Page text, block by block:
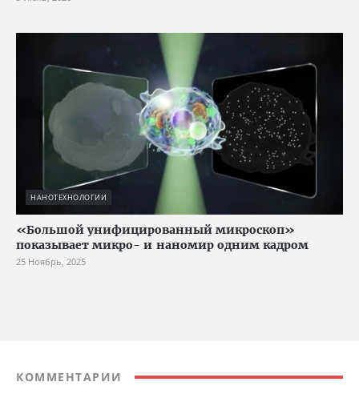
НАНОТЕХНОЛОГИИ
«Большой унифицированный микроскоп»
показывает микро- и наномир одним кадром
25 Ноябрь, 2025
КОММЕНТАРИИ